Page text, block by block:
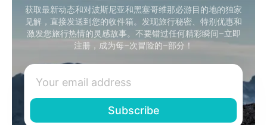
获取最新动态和对波斯尼亚和黑塞哥维那必游目的地的独家
见解，直接发送到您的收件箱。发现旅行秘密、特别优惠和
激发您旅行热情的灵感故事。不要错过任何精彩瞬间–立即
注册，成为每–次冒险的–部分！